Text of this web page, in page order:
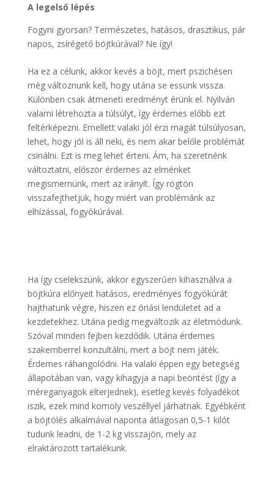
A legelső lépés
Fogyni gyorsan? Természetes, hatásos, drasztikus, pár
napos, zsírégető böjtkúrával? Ne így!
Ha ez a célunk, akkor kevés a böjt, mert pszichésen
még változnunk kell, hogy utána se essünk vissza.
Különben csak átmeneti eredményt érünk el. Nyilván
valami létrehozta a túlsúlyt, így érdemes előbb ezt
feltérképezni. Emellett valaki jól érzi magát túlsúlyosan,
lehet, hogy jól is áll neki, és nem akar belőle problémát
csinálni. Ezt is meg lehet érteni. Ám, ha szeretnénk
változtatni, először érdemes az elménket
megismernünk, mert az irányít. Így rögtön
visszafejthetjük, hogy miért van problémánk az
elhízással, fogyókúrával.
Ha így cselekszünk, akkor egyszerűen kihasználva a
böjtkúra előnyeit hatásos, eredményes fogyókúrát
hajthatunk végre, hiszen ez óriási lendületet ad a
kezdetekhez. Utána pedig megváltozik az életmódunk.
Szóval minden fejben kezdődik. Utána érdemes
szakemberrel konzultálni, mert a böjt nem játék.
Érdemes ráhangolódni. Ha valaki éppen egy betegség
állapotában van, vagy kihagyja a napi beöntést (így a
méreganyagok elterjednek), esetleg kevés folyadékot
iszik, ezek mind komoly veszéllyel járhatnak. Egyébként
a böjtölés alkalmával naponta átlagosan 0,5-1 kilót
tudunk leadni, de 1-2 kg visszajön, mely az
elraktározott tartalékunk.